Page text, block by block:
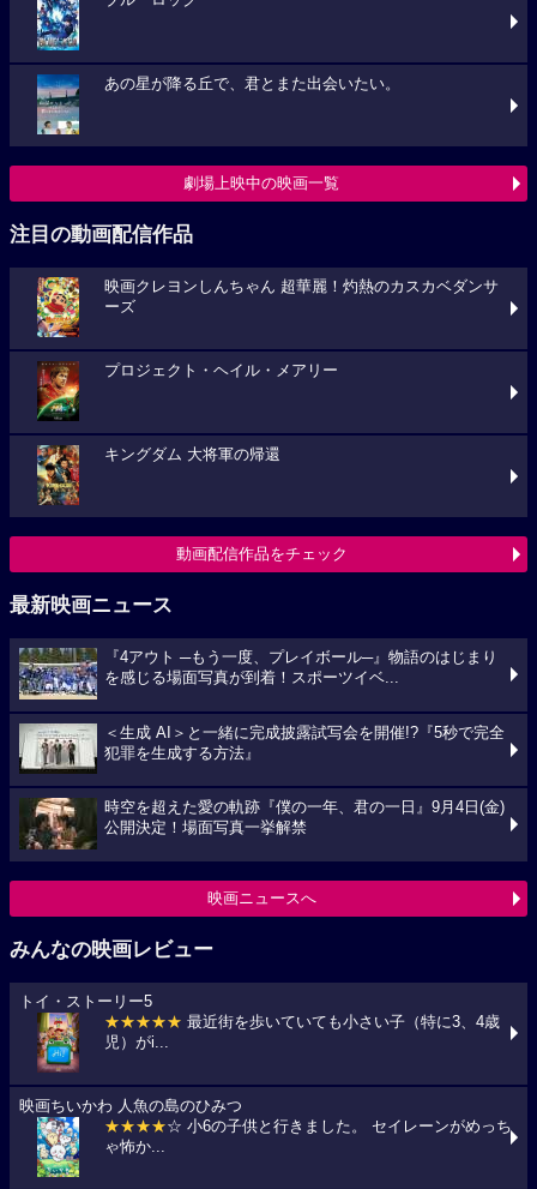
あの星が降る丘で、君とまた出会いたい。
劇場上映中の映画一覧
注目の動画配信作品
映画クレヨンしんちゃん 超華麗！灼熱のカスカベダンサ
ーズ
プロジェクト・ヘイル・メアリー
キングダム 大将軍の帰還
動画配信作品をチェック
最新映画ニュース
『4アウト ─もう一度、プレイボール─』物語のはじまり
を感じる場面写真が到着！スポーツイベ...
＜生成 AI＞と一緒に完成披露試写会を開催!?『5秒で完全
犯罪を生成する方法』
時空を超えた愛の軌跡『僕の一年、君の一日』9月4日(金)
公開決定！場面写真一挙解禁
映画ニュースへ
みんなの映画レビュー
トイ・ストーリー5
★★★★★ 最近街を歩いていても小さい子（特に3、4歳
児）がi...
映画ちいかわ 人魚の島のひみつ
★★★★☆ 小6の子供と行きました。 セイレーンがめっち
ゃ怖か...